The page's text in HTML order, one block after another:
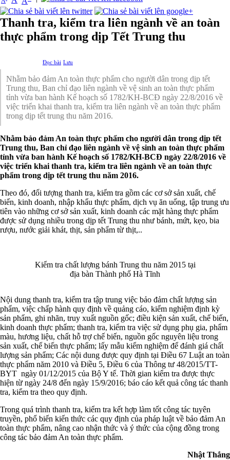
Thanh tra, kiểm tra liên ngành về an toàn
thực phẩm trong dịp Tết Trung thu
Đọc bài Lưu
Nhằm bảo đảm An toàn thực phẩm cho người dân trong dịp tết
Trung thu, Ban chỉ đạo liên ngành về vệ sinh an toàn thực phẩm
tỉnh vừa ban hành Kế hoạch số 1782/KH-BCĐ ngày 22/8/2016 về
việc triển khai thanh tra, kiểm tra liên ngành về an toàn thực phẩm
trong dịp tết trung thu năm 2016.
Nhằm bảo đảm An toàn thực phẩm cho người dân trong dịp tết
Trung thu, Ban chỉ đạo liên ngành về vệ sinh an toàn thực phẩm
tỉnh vừa ban hành Kế hoạch số 1782/KH-BCĐ ngày 22/8/2016 về
việc triển khai thanh tra, kiểm tra liên ngành về an toàn thực
phẩm trong dịp tết trung thu năm 2016.
Theo đó, đối tượng thanh tra, kiểm tra gồm các cơ sở sản xuất, chế
biến, kinh doanh, nhập khẩu thực phẩm, dịch vụ ăn uống, tập trung ưu
tiên vào những cơ sở sản xuất, kinh doanh các mặt hàng thực phẩm
được sử dụng nhiều trong dịp tết Trung thu như bánh, mứt, kẹo, bia
rượu, nước giải khát, thịt, sản phẩm từ thịt,..
Kiểm tra chất lượng bánh Trung thu năm 2015 tại
địa bàn Thành phố Hà Tĩnh
Nội dung thanh tra, kiểm tra tập trung việc bảo đảm chất lượng sản
phẩm, việc chấp hành quy định về quảng cáo, kiểm nghiệm định kỳ
sản phẩm, ghi nhãn, truy xuất nguồn gốc; điều kiện sản xuất, chế biến,
kinh doanh thực phẩm; thanh tra, kiểm tra việc sử dụng phụ gia, phẩm
màu, hương liệu, chất hỗ trợ chế biến, nguồn gốc nguyên liệu trong
sản xuất, chế biến thực phẩm; lấy mẫu kiểm nghiệm để đánh giá chất
lượng sản phẩm; Các nội dung được quy định tại Điều 67 Luật an toàn
thực phẩm năm 2010 và Điều 5, Điều 6 của Thông tư 48/2015/TT-
BYT ngày 01/12/2015 của Bộ Y tế. Thời gian kiểm tra được thực
hiện từ ngày 24/8 đến ngày 15/9/2016; báo cáo kết quả công tác thanh
tra, kiểm tra theo quy định.
Trong quá trình thanh tra, kiểm tra kết hợp làm tốt công tác tuyên
truyền, phổ biến kiến thức các quy định của pháp luật về bảo đảm An
toàn thực phẩm, nâng cao nhận thức và ý thức của cộng đồng trong
công tác bảo đảm An toàn thực phẩm.
Nhật Thắng